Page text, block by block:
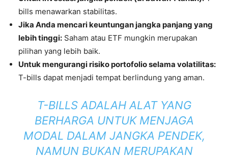
bills menawarkan stabilitas.
Jika Anda mencari keuntungan jangka panjang yang
lebih tinggi: Saham atau ETF mungkin merupakan
pilihan yang lebih baik.
Untuk mengurangi risiko portofolio selama volatilitas:
T-bills dapat menjadi tempat berlindung yang aman.
T-BILLS ADALAH ALAT YANG
BERHARGA UNTUK MENJAGA
MODAL DALAM JANGKA PENDEK,
NAMUN BUKAN MERUPAKAN